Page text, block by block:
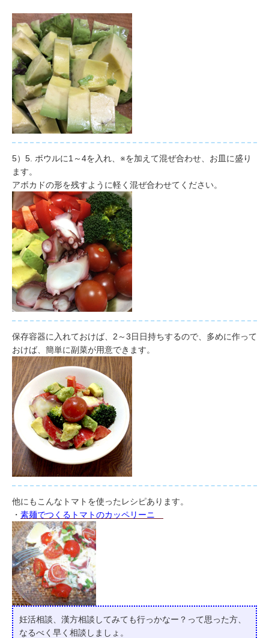
5）5. ボウルに1～4を入れ、※を加えて混ぜ合わせ、お皿に盛り
ます。
アボカドの形を残すように軽く混ぜ合わせてください。
保存容器に入れておけば、2～3日日持ちするので、多めに作って
おけば、簡単に副菜が用意できます。
他にもこんなトマトを使ったレシピあります。
・ 素麺でつくるトマトのカッペリーニ
妊活相談、漢方相談してみても行っかなー？って思った方、
なるべく早く相談しましょ。